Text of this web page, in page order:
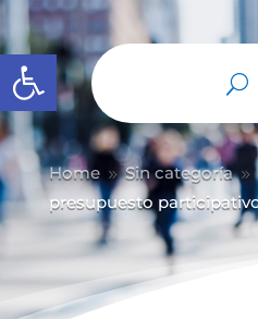
Abrir barra de herramientas
Home 9 Sin categoría 9
presupuesto